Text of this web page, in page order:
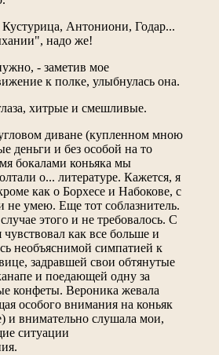
Антониони, Годар...
надо же!
- заметив мое
к полке, улыбнулась она.
хитрые и смешливые.
диване (купленном мною
деньги и без особой на то
бокалами коньяка мы
о... литературе. Кажется, я
как о Борхесе и Набокове, с
не умею. Еще тот соблазнитель.
этого и не требовалось. С
как все больше и
необъяснимой симпатией к
задравшей свои обтянутые
и поедающей одну за
конфеты. Вероника жевала
особого внимания на коньяк
и внимательно слушала мои,
ситуации